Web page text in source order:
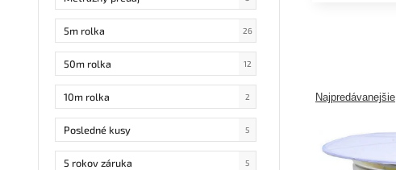
5m rolka 26
50m rolka 12
10m rolka 2
Posledné kusy 5
5 rokov záruka 5
Najpredávanejšie